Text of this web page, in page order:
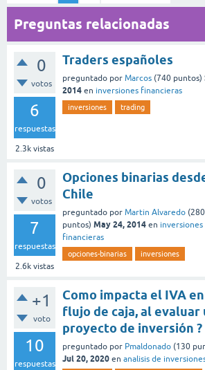
Preguntas relacionadas
0
votos
6
respuestas
2.3k vistas
Traders españoles
preguntado por Marcos (740 puntos)
2014 en inversiones financieras
inversiones trading
0
votos
7
respuestas
2.6k vistas
Opciones binarias
Chile
preguntado por Martin Alvaredo (280
puntos) May 24, 2014 en inversiones
financieras
opciones-binarias inversiones
+1
voto
10
respuestas
Como impacta el IVA
flujo de caja, al evaluar
proyecto de inversión ?
preguntado por Pmaldonado (130
Jul 20, 2020 en analisis de